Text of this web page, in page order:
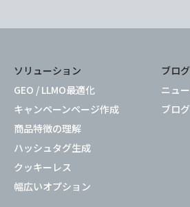
ソリューション
GEO / LLMO最適化
キャンペーンページ作成
商品特徴の理解
ハッシュタグ生成
クッキーレス
幅広いオプション
ブロ
ニュ
ブロ